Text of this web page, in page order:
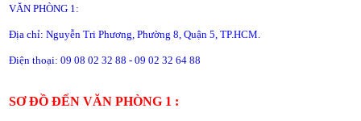
VĂN PHÒNG 1:
Địa chỉ: Nguyễn Tri Phương, Phường 8, Quận 5, TP.HCM.
Điện thoại: 09 08 02 32 88 - 09 02 32 64 88
SƠ ĐỒ ĐẾN VĂN PHÒNG 1 :